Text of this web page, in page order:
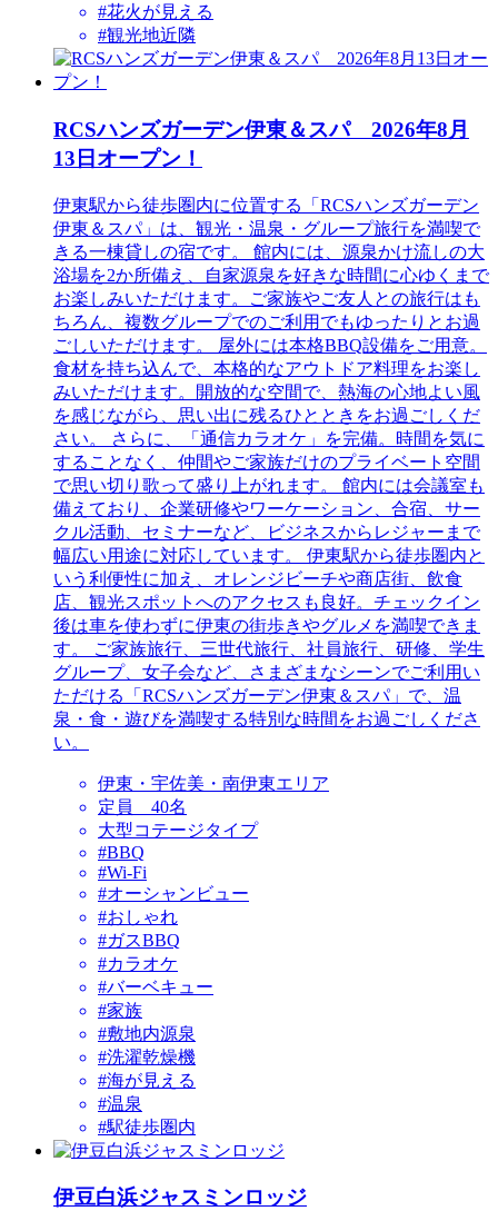
#花火が見える
#観光地近隣
RCSハンズガーデン伊東＆スパ 2026年8月
13日オープン！
伊東駅から徒歩圏内に位置する「RCSハンズガーデン
伊東＆スパ」は、観光・温泉・グループ旅行を満喫で
きる一棟貸しの宿です。 館内には、源泉かけ流しの大
浴場を2か所備え、自家源泉を好きな時間に心ゆくまで
お楽しみいただけます。ご家族やご友人との旅行はも
ちろん、複数グループでのご利用でもゆったりとお過
ごしいただけます。 屋外には本格BBQ設備をご用意。
食材を持ち込んで、本格的なアウトドア料理をお楽し
みいただけます。開放的な空間で、熱海の心地よい風
を感じながら、思い出に残るひとときをお過ごしくだ
さい。 さらに、「通信カラオケ」を完備。時間を気に
することなく、仲間やご家族だけのプライベート空間
で思い切り歌って盛り上がれます。 館内には会議室も
備えており、企業研修やワーケーション、合宿、サー
クル活動、セミナーなど、ビジネスからレジャーまで
幅広い用途に対応しています。 伊東駅から徒歩圏内と
いう利便性に加え、オレンジビーチや商店街、飲食
店、観光スポットへのアクセスも良好。チェックイン
後は車を使わずに伊東の街歩きやグルメを満喫できま
す。 ご家族旅行、三世代旅行、社員旅行、研修、学生
グループ、女子会など、さまざまなシーンでご利用い
ただける「RCSハンズガーデン伊東＆スパ」で、温
泉・食・遊びを満喫する特別な時間をお過ごしくださ
い。
伊東・宇佐美・南伊東エリア
定員 40名
大型コテージタイプ
#BBQ
#Wi-Fi
#オーシャンビュー
#おしゃれ
#ガスBBQ
#カラオケ
#バーベキュー
#家族
#敷地内源泉
#洗濯乾燥機
#海が見える
#温泉
#駅徒歩圏内
伊豆白浜ジャスミンロッジ